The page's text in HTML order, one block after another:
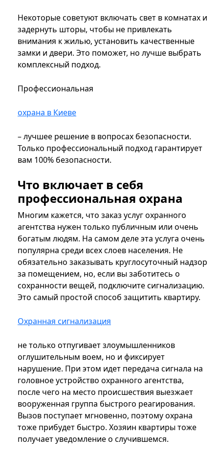
Некоторые советуют включать свет в комнатах и
задернуть шторы, чтобы не привлекать
внимания к жилью, установить качественные
замки и двери. Это поможет, но лучше выбрать
комплексный подход.
Профессиональная
охрана в Киеве
– лучшее решение в вопросах безопасности.
Только профессиональный подход гарантирует
вам 100% безопасности.
Что включает в себя
профессиональная охрана
Многим кажется, что заказ услуг охранного
агентства нужен только публичным или очень
богатым людям. На самом деле эта услуга очень
популярна среди всех слоев населения. Не
обязательно заказывать круглосуточный надзор
за помещением, но, если вы заботитесь о
сохранности вещей, подключите сигнализацию.
Это самый простой способ защитить квартиру.
Охранная сигнализация
не только отпугивает злоумышленников
оглушительным воем, но и фиксирует
нарушение. При этом идет передача сигнала на
головное устройство охранного агентства,
после чего на место происшествия выезжает
вооруженная группа быстрого реагирования.
Вызов поступает мгновенно, поэтому охрана
тоже прибудет быстро. Хозяин квартиры тоже
получает уведомление о случившемся.